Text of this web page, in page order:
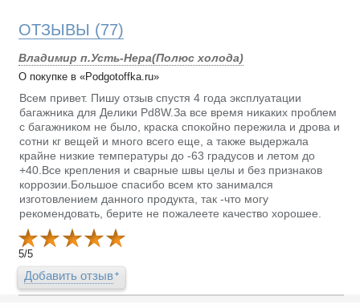
ОТЗЫВЫ (77)
Владимир п.Усть-Нера(Полюс холода)
О покупке в «Podgotoffka.ru»
Всем привет. Пишу отзыв спустя 4 года эксплуатации
багажника для Делики Pd8W.За все время никаких проблем
с багажником не было, краска спокойно пережила и дрова и
сотни кг вещей и много всего еще, а также выдержала
крайне низкие температуры до -63 градусов и летом до
+40.Все крепления и сварные швы целы и без признаков
коррозии.Большое спасибо всем кто занимался
изготовлением данного продукта, так -что могу
рекомендовать, берите не пожалеете качество хорошее.
5/5
Добавить отзыв